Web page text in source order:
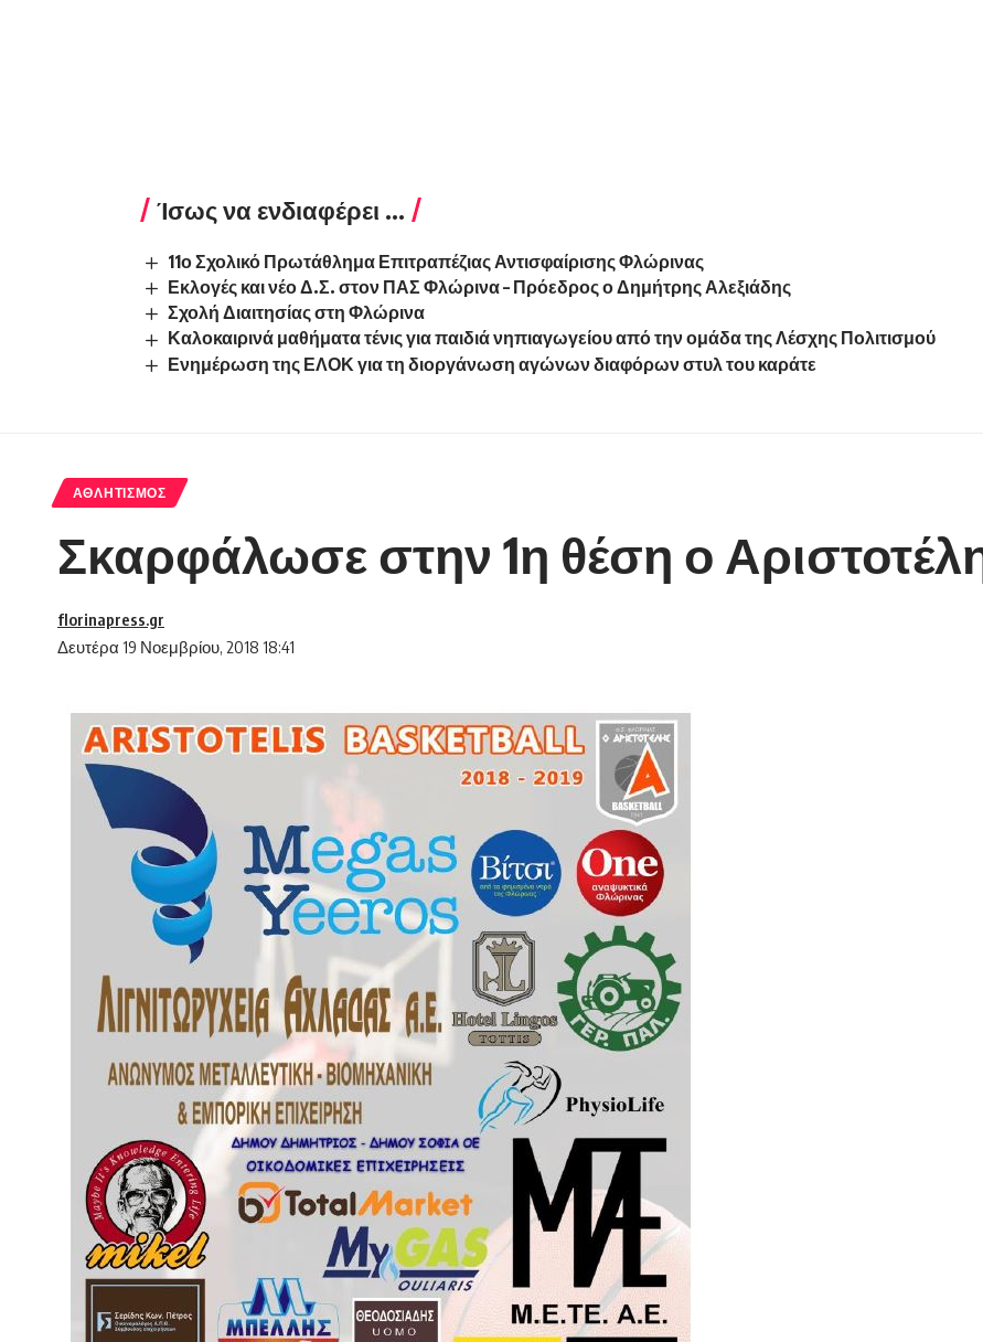
Ίσως να ενδιαφέρει ...
11ο Σχολικό Πρωτάθλημα Επιτραπέζιας Αντισφαίρισης Φλώρινας
Εκλογές και νέο Δ.Σ. στον ΠΑΣ Φλώρινα – Πρόεδρος ο Δημήτρης Αλεξιάδης
Σχολή Διαιτησίας στη Φλώρινα
Καλοκαιρινά μαθήματα τένις για παιδιά νηπιαγωγείου από την ομάδα της Λέσχης Πολιτισμού
Ενημέρωση της ΕΛΟΚ για τη διοργάνωση αγώνων διαφόρων στυλ του καράτε
ΑΘΛΗΤΙΣΜΌΣ
Σκαρφάλωσε στην 1η θέση ο
Δευτέρα 19 Νοεμβρίου, 2018 18:41
florinapress.gr